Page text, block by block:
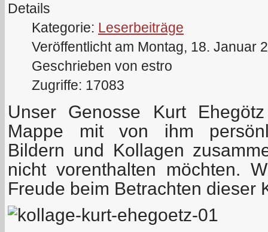
Details
Kategorie: Leserbeiträge
Veröffentlicht am Montag, 18. Januar
Geschrieben von estro
Zugriffe: 17083
Unser Genosse Kurt
Mappe mit von ihm
Bildern und Kollagen
nicht vorenthalten möchten.
Freude beim Betrachten dieser